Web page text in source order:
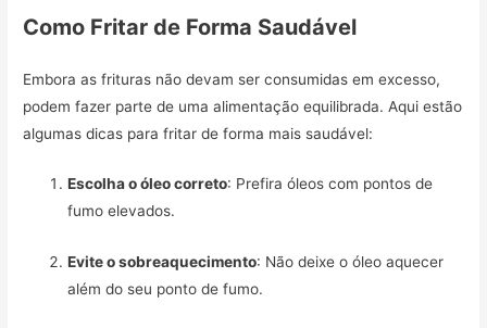
Como Fritar de Forma Saudável
Embora as frituras não devam ser consumidas em excesso,
podem fazer parte de uma alimentação equilibrada. Aqui estão
algumas dicas para fritar de forma mais saudável:
Escolha o óleo correto: Prefira óleos com pontos de
fumo elevados.
Evite o sobreaquecimento: Não deixe o óleo aquecer
além do seu ponto de fumo.